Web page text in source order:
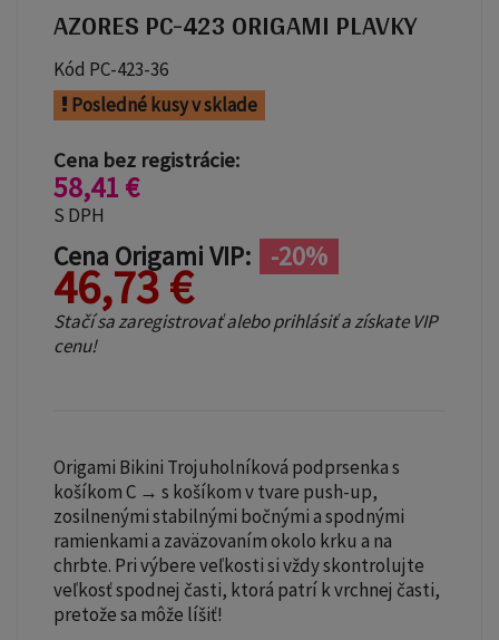
AZORES PC-423 ORIGAMI PLAVKY
Kód PC-423-36
Posledné kusy v sklade
Cena bez registrácie:
58,41 €
S DPH
Cena Origami VIP: -20%
46,73 €
Stačí sa zaregistrovať alebo prihlásiť a získate VIP
cenu!
Origami Bikini Trojuholníková podprsenka s
košíkom C → s košíkom v tvare push-up,
zosilnenými stabilnými bočnými a spodnými
ramienkami a zaväzovaním okolo krku a na
chrbte. Pri výbere veľkosti si vždy skontrolujte
veľkosť spodnej časti, ktorá patrí k vrchnej časti,
pretože sa môže líšiť!